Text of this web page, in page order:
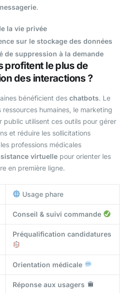
.
la vie privée
sur le stockage des données
de suppression à la demande
profitent le plus de
des interactions ?
bénéficient des chatbots. Le
ressources humaines, le marketing
public utilisent ces outils pour gérer
et réduire les sollicitations
professions médicales
virtuelle pour orienter les
en première ligne.
Usage phare
Conseil & suivi commande
Préqualification candidatures
Orientation médicale
Réponse aux usagers